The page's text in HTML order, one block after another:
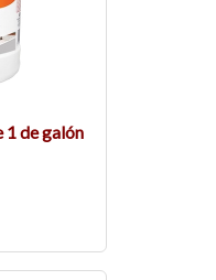
1 de galón